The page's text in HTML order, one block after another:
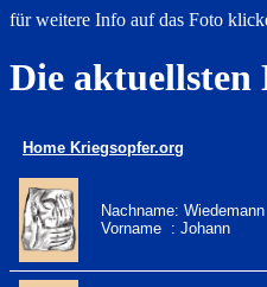
für weitere Info auf das Foto
Die aktuellsten
Home Kriegsopfer.org
Nachname: Wiedemann
Vorname : Johann